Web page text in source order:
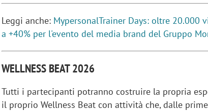
Leggi anche: MypersonalTrainer Days: oltre
a +40% per l'evento del media brand del Gruppo
WELLNESS BEAT 2026
Tutti i partecipanti potranno costruire la propria
il proprio Wellness Beat con attività che, dalle